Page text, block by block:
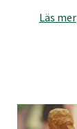
Läs mer